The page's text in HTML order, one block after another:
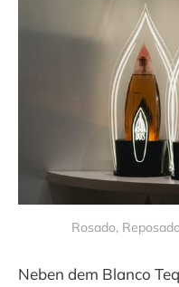
Rosado,
Neben dem Blanco